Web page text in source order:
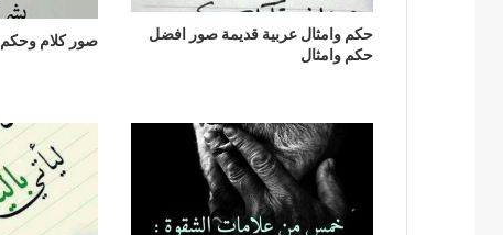
حكم وامثال عربية قديمة صور افضل
حكم وامثال
صور كلام وحكم